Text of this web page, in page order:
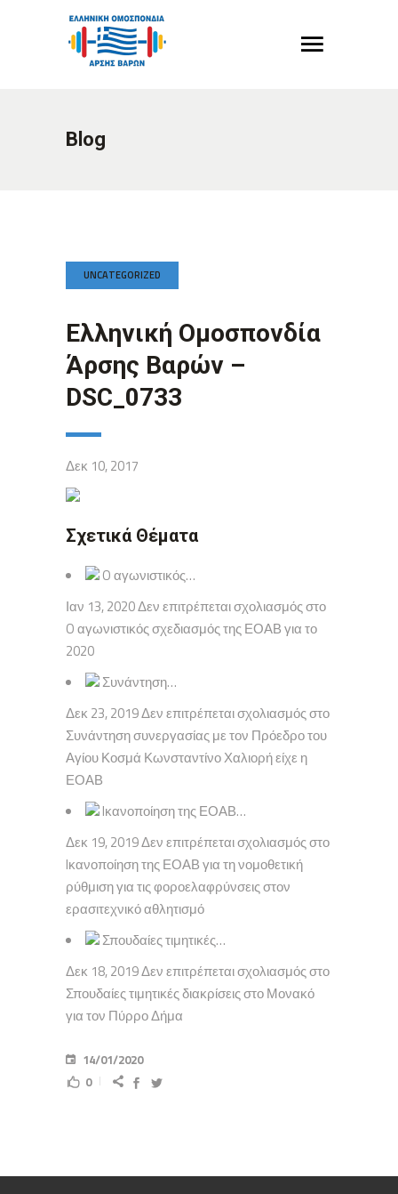
Blog
UNCATEGORIZED
Ελληνική Ομοσπονδία
Άρσης Βαρών –
DSC_0733
Δεκ 10, 2017
Σχετικά Θέματα
O αγωνιστικός…
Ιαν 13, 2020 Δεν επιτρέπεται σχολιασμός στο
O αγωνιστικός σχεδιασμός της ΕΟΑΒ για το
2020
Συνάντηση…
Δεκ 23, 2019 Δεν επιτρέπεται σχολιασμός στο
Συνάντηση συνεργασίας με τον Πρόεδρο του
Αγίου Κοσμά Κωνσταντίνο Χαλιορή είχε η
ΕΟΑΒ
Iκανοποίηση της ΕΟΑΒ…
Δεκ 19, 2019 Δεν επιτρέπεται σχολιασμός στο
Iκανοποίηση της ΕΟΑΒ για τη νομοθετική
ρύθμιση για τις φοροελαφρύνσεις στον
ερασιτεχνικό αθλητισμό
Σπουδαίες τιμητικές…
Δεκ 18, 2019 Δεν επιτρέπεται σχολιασμός στο
Σπουδαίες τιμητικές διακρίσεις στο Μονακό
για τον Πύρρο Δήμα
14/01/2020
0